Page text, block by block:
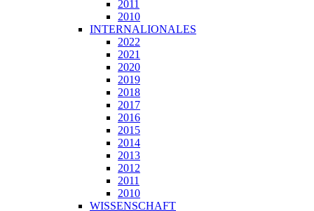
2011
2010
INTERNALIONALES
2022
2021
2020
2019
2018
2017
2016
2015
2014
2013
2012
2011
2010
WISSENSCHAFT